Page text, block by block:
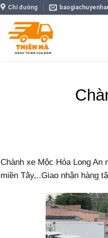
Chỉ đường
Chành xe Mộc Hóa Long An
miền Tây,..Giao nhận hàng